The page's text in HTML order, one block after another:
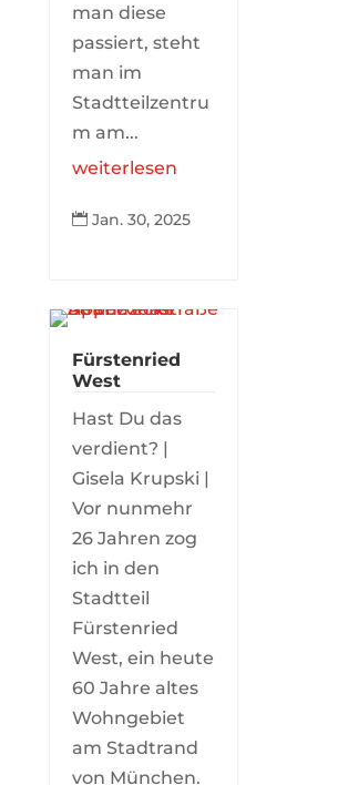
man diese
passiert, steht
man im
Stadtteilzentru
m am...
weiterlesen
 Jan. 30, 2025
Fürstenried
West
Hast Du das
verdient? |
Gisela Krupski |
Vor nunmehr
26 Jahren zog
ich in den
Stadtteil
Fürstenried
West, ein heute
60 Jahre altes
Wohngebiet
am Stadtrand
von München.